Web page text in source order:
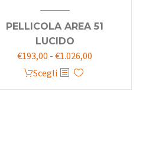
PELLICOLA AREA 51
LUCIDO
€193,00 - €1.026,00
ScegliQuesto
prodotto